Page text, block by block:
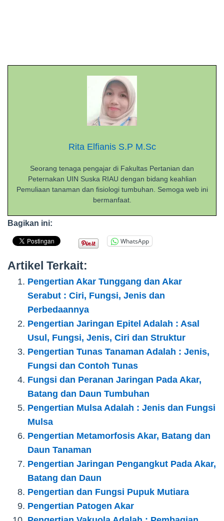
Rita Elfianis S.P M.Sc
Seorang tenaga pengajar di Fakultas Pertanian dan
Peternakan UIN Suska RIAU dengan bidang keahlian
Pemuliaan tanaman dan fisiologi tumbuhan. Semoga web ini
bermanfaat.
Bagikan ini:
WhatsApp
Artikel Terkait:
Pengertian Akar Tunggang dan Akar
Serabut : Ciri, Fungsi, Jenis dan
Perbedaannya
Pengertian Jaringan Epitel Adalah : Asal
Usul, Fungsi, Jenis, Ciri dan Struktur
Pengertian Tunas Tanaman Adalah : Jenis,
Fungsi dan Contoh Tunas
Fungsi dan Peranan Jaringan Pada Akar,
Batang dan Daun Tumbuhan
Pengertian Mulsa Adalah : Jenis dan Fungsi
Mulsa
Pengertian Metamorfosis Akar, Batang dan
Daun Tanaman
Pengertian Jaringan Pengangkut Pada Akar,
Batang dan Daun
Pengertian dan Fungsi Pupuk Mutiara
Pengertian Patogen Akar